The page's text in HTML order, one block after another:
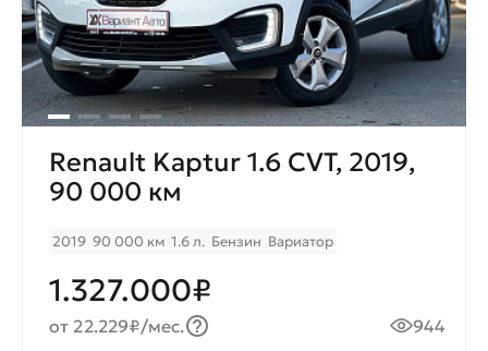
Renault Kaptur 1.6 CVT, 2019,
90 000 км
2019 90 000 км 1.6 л. Бензин Вариатор
1.327.000₽
от 22.229₽/мес. 944